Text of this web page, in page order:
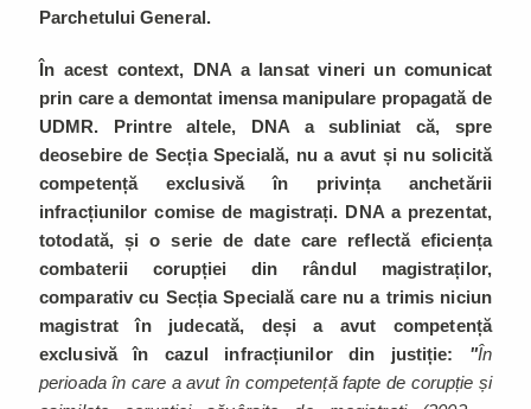
Parchetului General.
În acest context, DNA a lansat vineri un comunicat
prin care a demontat imensa manipulare propagată de
UDMR. Printre altele, DNA a subliniat că, spre
deosebire de Secția Specială, nu a avut și nu solicită
competență exclusivă în privința anchetării
infracțiunilor comise de magistrați. DNA a prezentat,
totodată, și o serie de date care reflectă eficiența
combaterii corupției din rândul magistraților,
comparativ cu Secția Specială care nu a trimis niciun
magistrat în judecată, deși a avut competență
exclusivă în cazul infracțiunilor din justiție: "În
perioada în care a avut în competență fapte de corupție și